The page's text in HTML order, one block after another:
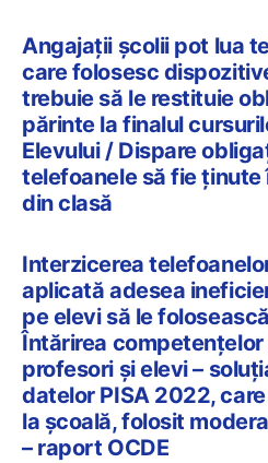
Angajații școlii pot lua
care folosesc
trebuie să le restituie
părinte la finalul
Elevului / Dispare
telefoanele să fie
din clasă
Interzicerea
aplicată adesea
pe elevi să le
Întărirea
profesori și elevi –
datelor PISA 2022,
la școală, folosit
– raport OCDE